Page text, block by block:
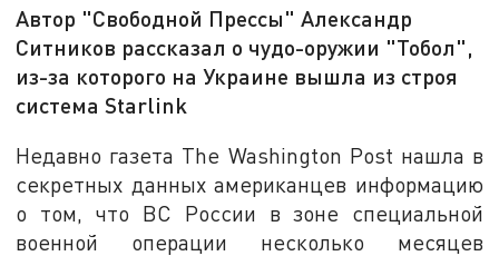
Автор "Свободной Прессы" Александр
Ситников рассказал о чудо-оружии "Тобол",
из-за которого на Украине вышла из строя
система Starlink
Недавно газета The Washington Post нашла в
секретных данных американцев информацию
о том, что ВС России в зоне специальной
военной операции несколько месяцев